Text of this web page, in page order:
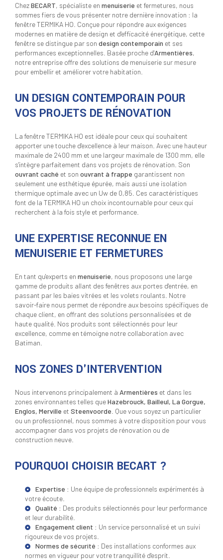
ChezBECART, spécialiste en menuiserie et fermetures, nous
sommes fiers de vous présenter notre dernière innovation : la
fenêtre TERMIKA HO. Conçue pour répondre aux exigences
modernes en matière de design et d'efficacité énergétique, cette
fenêtre se distingue par son design contemporain et ses
performances exceptionnelles. Basée proche d'Armentières,
notre entreprise offre des solutions de menuiserie sur mesure
pour embellir et améliorer votre habitation.
UN DESIGN CONTEMPORAIN POUR
VOS PROJETS DE RÉNOVATION
La fenêtre TERMIKA HO est idéale pour ceux qui souhaitent
apporter une touche d'excellence à leur maison. Avec une hauteur
maximale de 2400 mm et une largeur maximale de 1300 mm, elle
s'intègre parfaitement dans vos projets de rénovation. Son
ouvrant caché et son ouvrant à frappe garantissent non
seulement une esthétique épurée, mais aussi une isolation
thermique optimale avec un Uw de 0,85. Ces caractéristiques
font de la TERMIKA HO un choix incontournable pour ceux qui
recherchent à la fois style et performance.
UNE EXPERTISE RECONNUE EN
MENUISERIE ET FERMETURES
En tant qu'experts en menuiserie, nous proposons une large
gamme de produits allant des fenêtres aux portes d'entrée, en
passant par les baies vitrées et les volets roulants. Notre
savoir-faire nous permet de répondre aux besoins spécifiques de
chaque client, en offrant des solutions personnalisées et de
haute qualité. Nos produits sont sélectionnés pour leur
excellence, comme en témoigne notre collaboration avec
Batiman.
NOS ZONES D'INTERVENTION
Nous intervenons principalement à Armentières et dans les
zones environnantes telles queHazebrouck, Bailleul, La Gorgue,
Englos, Merville et Steenvoorde . Que vous soyez un particulier
ou un professionnel, nous sommes à votre disposition pour vous
accompagner dans vos projets de rénovation ou de
construction neuve.
POURQUOI CHOISIR BECART ?
Expertise : Une équipe de professionnels expérimentés à
votre écoute.
Qualité : Des produits sélectionnés pour leur performance
et leur durabilité.
Engagement client : Un service personnalisé et un suivi
rigoureux de vos projets.
Normes de sécurité : Des installations conformes aux
normes en vigueur pour votre tranquillité d'esprit.